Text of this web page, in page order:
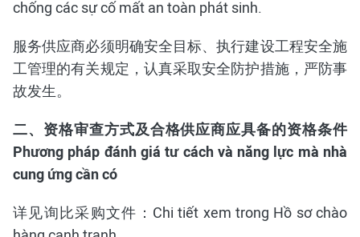
chống các sự cố mất an toàn phát sinh.
服务供应商必须明确安全目标、执行建设工程安全施
工管理的有关规定，认真采取安全防护措施，严防事
故发生。
二、资格审查方式及合格供应商应具备的资格条件
Phương pháp đánh giá tư cách và năng lực mà nhà
cung ứng cần có
详见询比采购文件：Chi tiết xem trong Hồ sơ chào